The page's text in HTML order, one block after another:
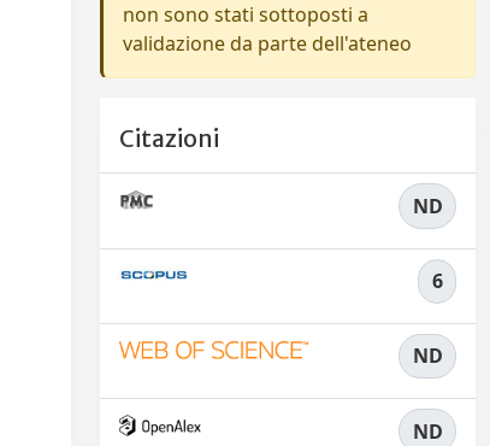
non sono stati sottoposti a
validazione da parte dell'ateneo
Citazioni
ND
6
ND
ND